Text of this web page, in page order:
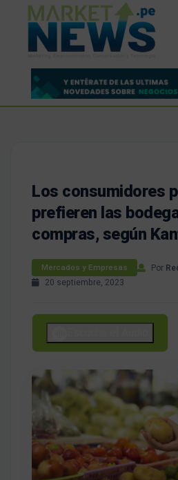
Los consumidores
prefieren las
compras, según
Mercados y Empresas Por
20 septiembre, 2023